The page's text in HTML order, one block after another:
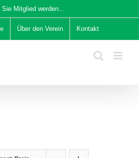
Sie Mitglied werden…
Über den Verein Kontakt